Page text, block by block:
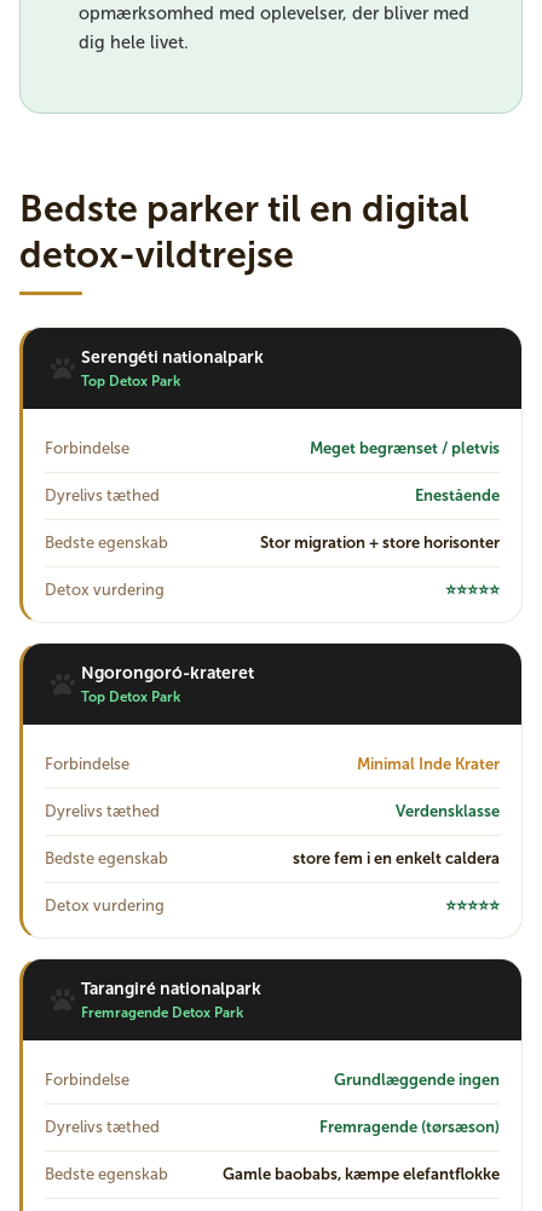
opmærksomhed med oplevelser, der bliver med
dig hele livet.
Bedste parker til en digital
detox-vildtrejse
Serengéti nationalpark
Top Detox Park
Forbindelse Meget begrænset / pletvis
Dyrelivs tæthed Enestående
Bedste egenskab Stor migration + store horisonter
Detox vurdering ⭐⭐⭐⭐⭐
Ngorongoró-krateret
Top Detox Park
Forbindelse Minimal Inde Krater
Dyrelivs tæthed Verdensklasse
Bedste egenskab store fem i en enkelt caldera
Detox vurdering ⭐⭐⭐⭐⭐
Tarangiré nationalpark
Fremragende Detox Park
Forbindelse Grundlæggende ingen
Dyrelivs tæthed Fremragende (tørsæson)
Bedste egenskab Gamle baobabs, kæmpe elefantflokke